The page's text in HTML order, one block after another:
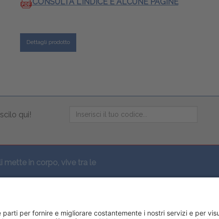
CONSULTA L'INDICE E ALCUNE PAGINE
Dettagli prodotto
qui!
mette in corpo, vive tra le